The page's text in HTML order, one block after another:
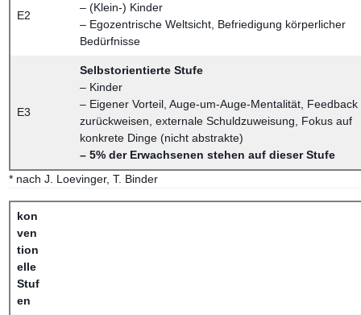
E2
– (Klein-) Kinder
– Egozentrische Weltsicht, Befriedigung körperlicher
Bedürfnisse
E3
Selbstorientierte Stufe
– Kinder
– Eigener Vorteil, Auge-um-Auge-Mentalität, Feedback
zurückweisen, externale Schuldzuweisung, Fokus auf
konkrete Dinge (nicht abstrakte)
– 5% der Erwachsenen stehen auf dieser Stufe
* nach J. Loevinger, T. Binder
kon
ven
tion
elle
Stuf
en